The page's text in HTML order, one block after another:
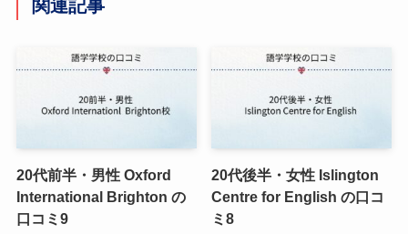
関連記事
20代前半・男性 Oxford
International Brighton の
口コミ9
20代後半・女性 Islington
Centre for English の口コ
ミ8